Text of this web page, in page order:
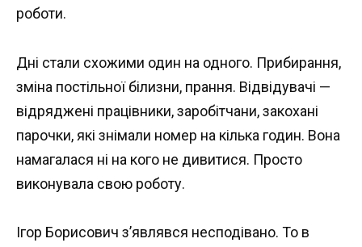
роботи.
Дні стали схожими один на одного. Прибирання,
зміна постільної білизни, прання. Відвідувачі —
відряджені працівники, заробітчани, закохані
парочки, які знімали номер на кілька годин. Вона
намагалася ні на кого не дивитися. Просто
виконувала свою роботу.
Ігор Борисович з’являвся несподівано. То в